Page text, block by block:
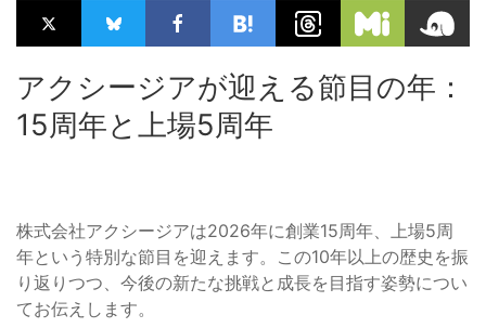
アクシージアが迎える節目の年：
15周年と上場5周年
株式会社アクシージアは2026年に創業15周年、上場5周
年という特別な節目を迎えます。この10年以上の歴史を振
り返りつつ、今後の新たな挑戦と成長を目指す姿勢につい
てお伝えします。